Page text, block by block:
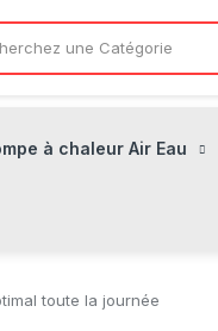
à chaleur Air Eau
toute la journée